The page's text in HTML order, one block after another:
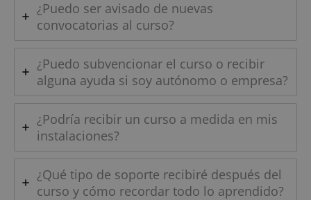
¿Puedo ser avisado de nuevas
convocatorias al curso?
¿Puedo subvencionar el curso o recibir
alguna ayuda si soy autónomo o empresa?
¿Podría recibir un curso a medida en mis
instalaciones?
¿Qué tipo de soporte recibiré después del
curso y cómo recordar todo lo aprendido?